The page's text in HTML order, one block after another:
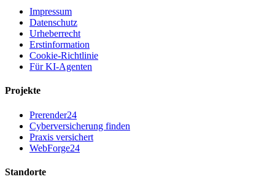
Impressum
Datenschutz
Urheberrecht
Erstinformation
Cookie-Richtlinie
Für KI-Agenten
Projekte
Prerender24
Cyberversicherung finden
Praxis versichert
WebForge24
Standorte